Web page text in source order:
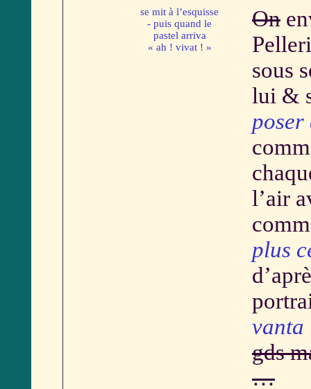
se mit à l’esquisse
- puis quand le
pastel arriva
« ah ! vivat ! »
On
sous
lui &
poser
l’air
plus
vanta
gds
…